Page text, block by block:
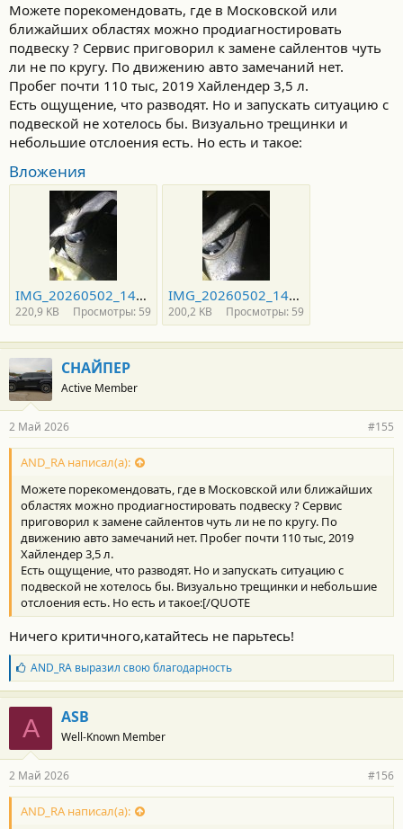
Можете порекомендовать, где в Московской или
ближайших областях можно продиагностировать
подвеску ? Сервис приговорил к замене сайлентов чуть
ли не по кругу. По движению авто замечаний нет.
Пробег почти 110 тыс, 2019 Хайлендер 3,5 л.
Есть ощущение, что разводят. Но и запускать ситуацию с
подвеской не хотелось бы. Визуально трещинки и
небольшие отслоения есть. Но есть и такое:
Вложения
IMG_20260502_140819_198.jpg
220,9 KB Просмотры: 59
IMG_20260502_140819_644.jpg
200,2 KB Просмотры: 59
СНАЙПЕР
Active Member
2 Май 2026 #155
AND_RA написал(а):
Можете порекомендовать, где в Московской или ближайших
областях можно продиагностировать подвеску ? Сервис
приговорил к замене сайлентов чуть ли не по кругу. По
движению авто замечаний нет. Пробег почти 110 тыс, 2019
Хайлендер 3,5 л.
Есть ощущение, что разводят. Но и запускать ситуацию с
подвеской не хотелось бы. Визуально трещинки и небольшие
отслоения есть. Но есть и такое:[/QUOTE
Ничего критичного,катайтесь не парьтесь!
Б
л
а
г
о
а
н
о
с
AND_RAвыразил свою благодарность
A ASB
Well-Known Member
2 Май 2026 #156
AND_RA написал(а):